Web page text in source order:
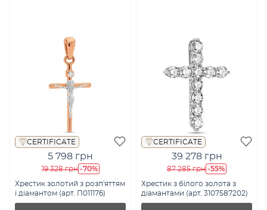
CERTIFICATE
5 798 грн
19 328 грн -70%
Хрестик золотий з розп'яттям
і діамантом (арт. П011176)
CERTIFICATE
39 278 грн
87 285 грн -55%
Хрестик з білого золота з
діамантами (арт. 3107587202)